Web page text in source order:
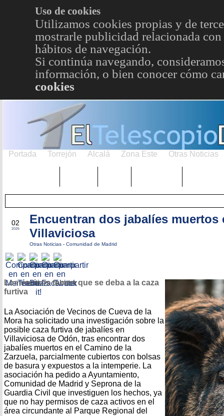
Uso de cookies
Utilizamos cookies propias y de
mostrarle publicidad relacionada
hábitos de navegación.
Si continúa navegando,
información, o bien conocer cómo
cookies
Portada Torrejón Alcalá Zona Este Otras Noticias
02
2026
Encuentran dos jabalíes muertos
Villaviciosa
Otras Noticias - Comunidad de Madrid
Los vecinos temen que se deba a la caza
furtiva
La Asociación de Vecinos de Cueva de la
Mora ha solicitado una investigación sobre la
posible caza furtiva de jabalíes en
Villaviciosa de Odón, tras encontrar dos
jabalíes muertos en el Camino de la
Zarzuela, parcialmente cubiertos con bolsas
de basura y expuestos a la intemperie. La
asociación ha pedido a Ayuntamiento,
Comunidad de Madrid y Seprona de la
Guardia Civil que investiguen los hechos, ya
que no hay permisos de caza activos en el
área circundante al Parque Regional del